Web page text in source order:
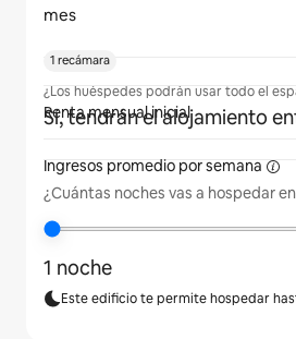
mes
¿Los huéspedes podrán usar todo el
Sí, tendrán el alojamiento
¿Cuántas noches vas a hospedar
1 noche
Este edificio te permite hospedar
1 recámara
Renta mensual inicial
Ingresos promedio porsemana